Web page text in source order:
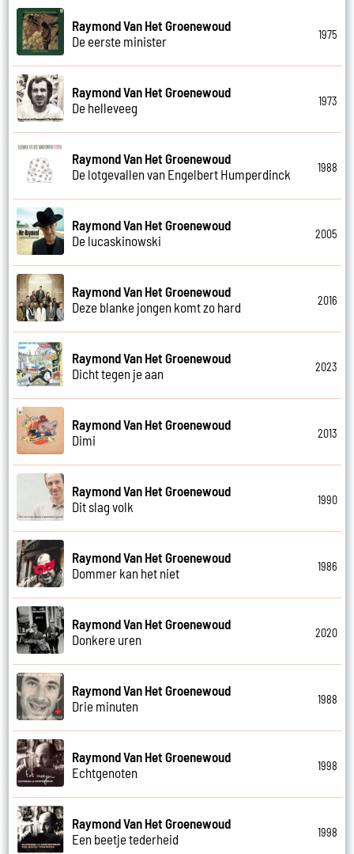
Raymond Van Het Groenewoud
De eerste minister
1975
Raymond Van Het Groenewoud
De helleveeg
1973
Raymond Van Het Groenewoud
De lotgevallen van Engelbert Humperdinck
1988
Raymond Van Het Groenewoud
De lucaskinowski
2005
Raymond Van Het Groenewoud
Deze blanke jongen komt zo hard
2016
Raymond Van Het Groenewoud
Dicht tegen je aan
2023
Raymond Van Het Groenewoud
Dimi
2013
Raymond Van Het Groenewoud
Dit slag volk
1990
Raymond Van Het Groenewoud
Dommer kan het niet
1986
Raymond Van Het Groenewoud
Donkere uren
2020
Raymond Van Het Groenewoud
Drie minuten
1988
Raymond Van Het Groenewoud
Echtgenoten
1998
Raymond Van Het Groenewoud
Een beetje tederheid
1998